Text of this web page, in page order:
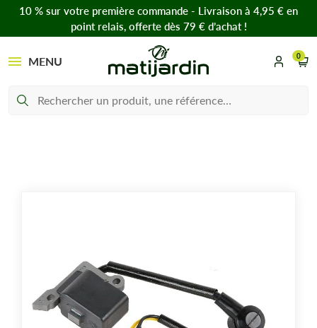
10 % sur votre première commande - Livraison à 4,95 € en
point relais, offerte dès 79 € d’achat !
MENU 0